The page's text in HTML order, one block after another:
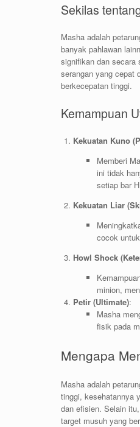
Sekilas
Masha adalah
banyak pahlawan
signifikan dan secara
serangan yang cepat
berkecepatan tinggi.
Kemampuan
Kekuatan Kuno
Memberi
ini tidak
setiap bar
Kekuatan Liar
cocok
Howl Shock
minion,
Petir (Ultimate):
Masha
fisik pada
Mengapa
Masha adalah
tinggi, kesehatannya
dan efisien. Selain
target musuh yang